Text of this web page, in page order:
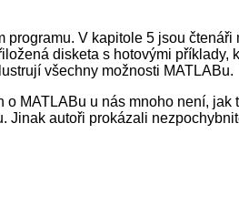
V kapitole 5 jsou
disketa s hotovými příklady,
všechny možnosti MATLABu.
MATLABu u nás mnoho není, jak
Jinak autoři prokázali